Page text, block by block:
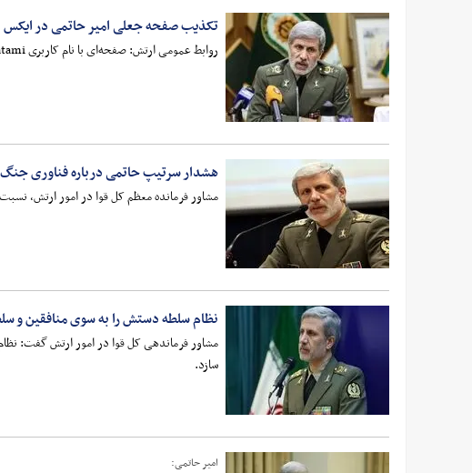
تکذیب صفحه جعلی امیر حاتمی در ایکس
روابط عمومی ارتش: صفحه‌ای با نام کاربری amir___hatami در برنامه ایکس متعلق به امیر حاتمی نیست؛ صفحه رسمی ایشان در پلتفرم ایکس با آی‌دی hatami_org قابل‌مشاهده است.
هشدار سرتیپ حاتمی درباره فناوری
مشاور فرمانده معظم کل قوا در امور ارتش،
نظام سلطه دستش را به سوی منافقین و
مشاور فرماندهی کل قوا در امور ارتش گفت:
سازد.
امیر حاتمی: